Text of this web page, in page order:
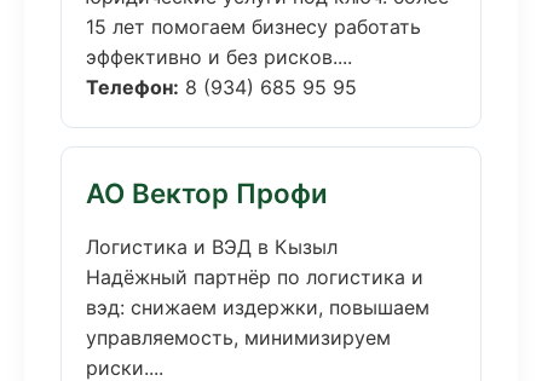
15 лет помогаем бизнесу работать
эффективно и без рисков....
Телефон: 8 (934) 685 95 95
АО Вектор Профи
Логистика и ВЭД в Кызыл
Надёжный партнёр по логистика и
вэд: снижаем издержки, повышаем
управляемость, минимизируем
риски....